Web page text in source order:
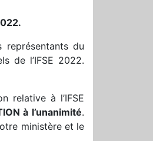
représentants du
de l’IFSE 2022.
relative à l’IFSE
à l’unanimité.
ministère et le